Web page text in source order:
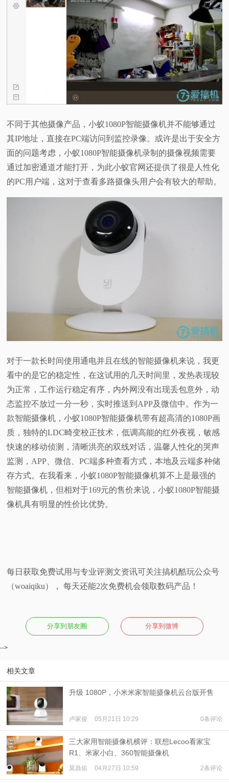
不同于其他摄像产品，小蚁1080P智能摄像机并不能够通过
其IP地址，直接在PC端访问到监控录像。或许是出于安全方
面的问题考虑，小蚁1080P智能摄像机录制的摄像视频需要
通过加密通道才能打开，为此小蚁官网还提供了很是人性化
的PC用户端，这对于查看多路摄像头用户会有较大的帮助。
对于一款长时间使用通电并且在线的智能摄像机来说，我更
看中的是它的稳定性，在这试用的几天时间里，发热表现较
为正常，工作运行稳定有序，内外网没有出现丢包意外，动
态监控不放过一分一秒，实时推送到APP及微信中。作为一
款智能摄像机，小蚁1080P智能摄像机带有超高清的1080P画
质，独特的LDC畸变校正技术，低调高能的红外夜视，敏感
快速的移动侦测，清晰洪亮的双线对话，温馨人性化的哭声
监测，APP、微信、PC端多种查看方式，本地及云端多种储
存方式。在我看来，小蚁1080P智能摄像机算不上是最强的
智能摄像机，但相对于169元的售价来说，小蚁1080P智能摄
像机具有明显的性价比优势。
每日获取免费试用与专业评测文资讯可关注搞机酷玩公众号
（woaiqiku）， 每天还能2次免费机会领取数码产品！
分享到朋友圈 分享到微博
-->
相关文章
升级 1080P，小米米家智能摄像机云台版开售
卢家俊 05月21日 10:29 0条评论
三大家用智能摄像机横评：联想Lecoo看家宝
R1、米家小白、360智能摄像机
莫昌佑 04月27日 10:59 2条评论